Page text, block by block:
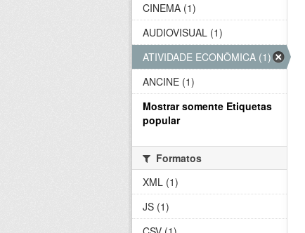
CINEMA (1)
AUDIOVISUAL (1)
ATIVIDADE ECONÔMICA (1)
ANCINE (1)
Mostrar somente Etiquetas
popular
Formatos
XML (1)
JS (1)